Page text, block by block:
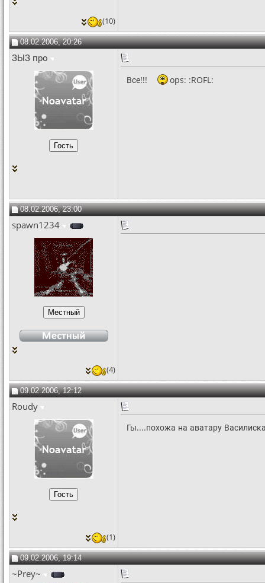
(10)
08.02.2006, 20:26
ЗЫЗ про
Все!!! ops: :ROFL:
08.02.2006, 23:00
spawn1234
(4)
09.02.2006, 12:12
Roudy
Гы....похожа на аватару
(1)
09.02.2006, 19:14
~Prey~